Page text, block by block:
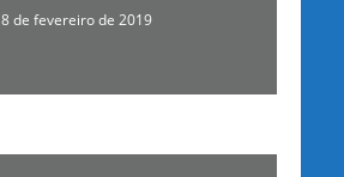
8 de fevereiro de 2019